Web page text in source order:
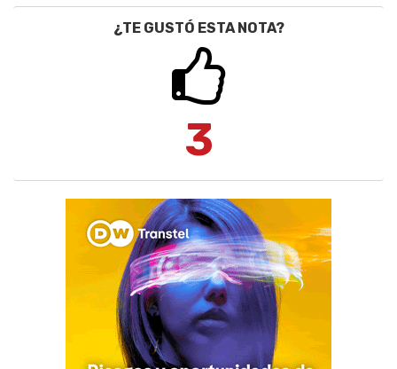
¿TE GUSTÓ ESTA NOTA?
3